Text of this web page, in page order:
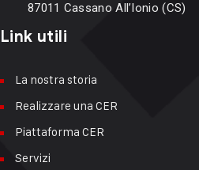
87011 Cassano All’Ionio (CS)
Link utili
La nostra storia
Realizzare una CER
Piattaforma CER
Servizi